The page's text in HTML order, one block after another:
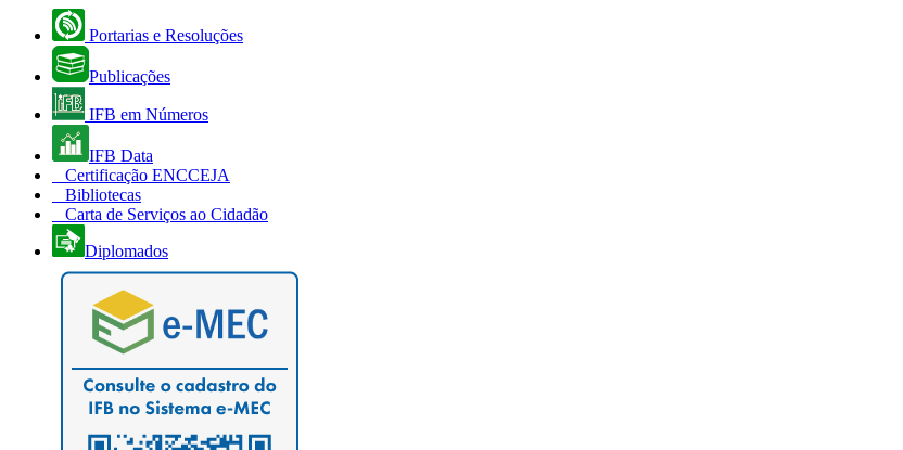
Portarias e Resoluções
Publicações
IFB em Números
IFB Data
Certificação ENCCEJA
Bibliotecas
Carta de Serviços ao Cidadão
Diplomados